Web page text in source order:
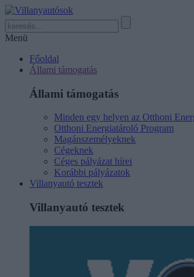
Menü
Főoldal
Állami támogatás
Állami támogatás
Minden egy helyen az Otthoni
Otthoni Energiatároló Program
Magánszemélyeknek
Cégeknek
Céges pályázat hírei
Korábbi pályázatok
Villanyautó tesztek
Villanyautó tesztek